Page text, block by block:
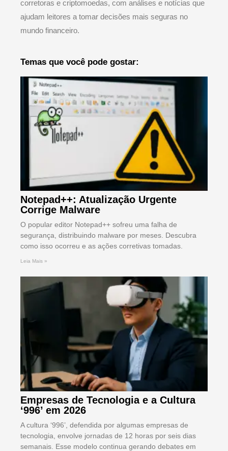
corretoras e criptomoedas, com análises e notícias que
ajudam leitores a tomar decisões mais seguras no
mundo financeiro.
Temas que você pode gostar:
Notepad++: Atualização Urgente
Corrige Malware
O popular editor Notepad++ sofreu uma falha de
segurança, distribuindo malware por meses. Descubra
como isso ocorreu e as ações corretivas tomadas.
Leia Mais »
Empresas de Tecnologia e a Cultura
‘996’ em 2026
A cultura ‘996’, defendida por algumas empresas de
tecnologia, envolve jornadas de 12 horas por seis dias
semanais. Esse modelo continua gerando debates em